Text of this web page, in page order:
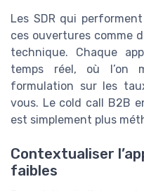
Les SDR qui
ces ouvertures comme
technique. Chaque
temps réel, où l’on
formulation sur les
vous. Le cold call B2B
est simplement plus
Contextualiser
faibles